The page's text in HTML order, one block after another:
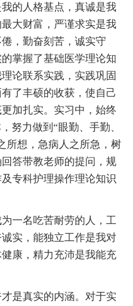
的人格基点，真诚是我
大财富，严谨求实是我
，勤奋刻苦，诚实守
掌握了基础医学理论知
论联系实践，实践巩固
了丰硕的收获，使自己
加扎实。实习中，始终
努力做到“眼勤、手勤、
所想，急病人之所急，树
答带教老师的提问，规
专科护理操作理论知识
一名吃苦耐劳的人，工
实，能独立工作是我对
康，精力充沛是我能充
是真实的内涵。对于实